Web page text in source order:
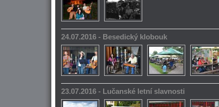
24.07.2016 - Besedický klobouk
23.07.2016 - Lučanské letní slavnosti